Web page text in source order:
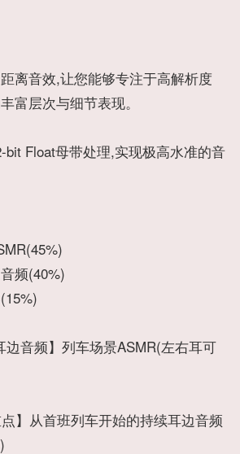
离音效,让您能够专注于高解析度
富层次与细节表现。
bit Float母带处理,实现极高水准的音
频(40%)
边音频】列车场景ASMR(左右耳可
】从首班列车开始的持续耳边音频